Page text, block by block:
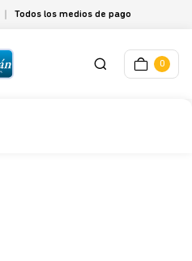
Todos los medios de pago
0